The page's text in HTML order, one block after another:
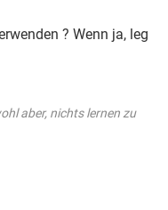
? Wenn ja, leg
aber, nichts lernen zu